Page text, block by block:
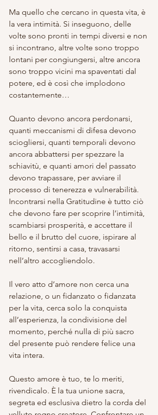
Ma quello che cercano in questa vita, è
la vera intimità. Si inseguono, delle
volte sono pronti in tempi diversi e non
si incontrano, altre volte sono troppo
lontani per congiungersi, altre ancora
sono troppo vicini ma spaventati dal
potere, ed è così che implodono
costantemente…
Quanto devono ancora perdonarsi,
quanti meccanismi di difesa devono
sciogliersi, quanti temporali devono
ancora abbattersi per spezzare la
schiavitù, e quanti amori del passato
devono trapassare, per avviare il
processo di tenerezza e vulnerabilità.
Incontrarsi nella Gratitudine è tutto ciò
che devono fare per scoprire l’intimità,
scambiarsi prosperità, e accettare il
bello e il brutto del cuore, ispirare al
ritorno, sentirsi a casa, travasarsi
nell’altro accogliendolo.
Il vero atto d’amore non cerca una
relazione, o un fidanzato o fidanzata
per la vita, cerca solo la conquista
all’esperienza, la condivisione del
momento, perché nulla di più sacro
del presente può rendere felice una
vita intera.
Questo amore è tuo, te lo meriti,
rivendicalo. È la tua unione sacra,
segreta ed esclusiva dietro la corda del